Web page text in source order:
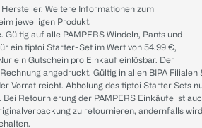
Weitere Informationen zum
jeweiligen Produkt.
Gültig auf alle PAMPERS Windeln, Pants und
ein tiptoi Starter-Set im Wert von 54.99 €,
ein Gutschein pro Einkauf einlösbar. Der
angedruckt. Gültig in allen BIPA Filialen
Vorrat reicht. Abholung des tiptoi Starter Sets
Bei Retournierung der PAMPERS Einkäufe ist
zu retournieren, andernfalls wird